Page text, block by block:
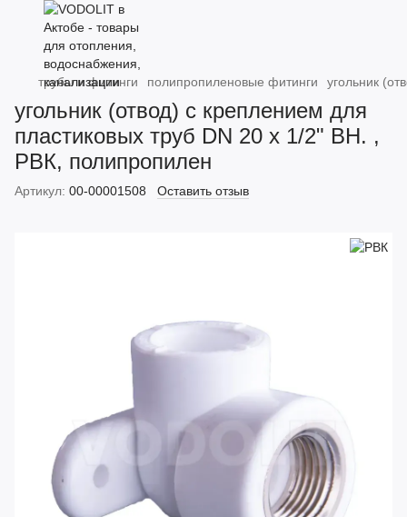
трубы и фитинги полипропиленовые фитинги угольник
угольник (отвод) с креплением для
пластиковых труб DN 20 х 1/2" ВН. ,
РВК, полипропилен
Артикул: 00-00001508 Оставить отзыв